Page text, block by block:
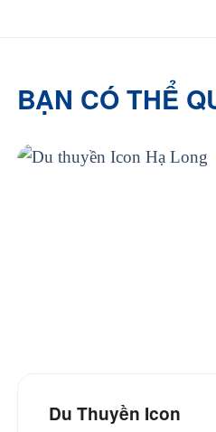
Đồ vệ sinh cá nhân miễn
Máy sấy tóc
BẠN CÓ THỂ
Du Thuyền Icon